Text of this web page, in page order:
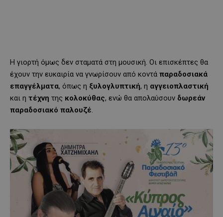
Η γιορτή όμως δεν σταματά στη μουσική. Οι επισκέπτες θα
έχουν την ευκαιρία να γνωρίσουν από κοντά παραδοσιακά
επαγγέλματα, όπως η ξυλογλυπτική, η αγγειοπλαστική
και η τέχνη της κολοκύθας, ενώ θα απολαύσουν δωρεάν
παραδοσιακό παλουζέ.